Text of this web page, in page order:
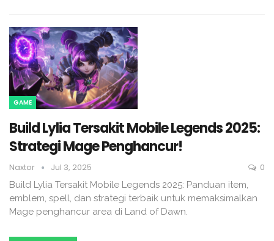
GAME
Build Lylia Tersakit Mobile Legends 2025:
Strategi Mage Penghancur!
Naxtor Jul 3, 2025 0
Build Lylia Tersakit Mobile Legends 2025: Panduan item,
emblem, spell, dan strategi terbaik untuk memaksimalkan
Mage penghancur area di Land of Dawn.